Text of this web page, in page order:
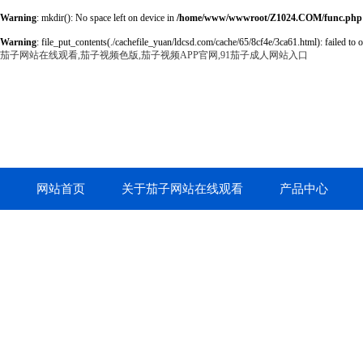
Warning: mkdir(): No space left on device in /home/www/wwwroot/Z1024.COM/func.php
Warning: file_put_contents(./cachefile_yuan/ldcsd.com/cache/65/8cf4e/3ca61.html): failed
茄子网站在线观看,茄子视频色版,茄子视频APP官网,91茄子成人网站入口
网站首页 关于茄子网站在线观看 产品中心